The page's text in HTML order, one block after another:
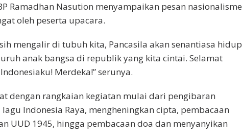
Ramadhan Nasution menyampaikan pesan nasionalisme
oleh peserta upacara.
mengalir di tubuh kita, Pancasila akan senantiasa hidup
anak bangsa di republik yang kita cintai. Selamat
Merdeka!” serunya.
dengan rangkaian kegiatan mulai dari pengibaran
Indonesia Raya, mengheningkan cipta, pembacaan
UUD 1945, hingga pembacaan doa dan menyanyikan